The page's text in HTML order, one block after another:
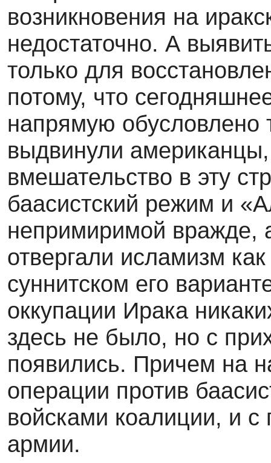
возникновения на
недостаточно. А
только для
потому, что
напрямую обусловлено
выдвинули
вмешательство в эту
баасистский режим и
непримиримой вражде,
отвергали исламизм
суннитском его
оккупации Ирака
здесь не было, но с
появились. Причем на
операции против
войсками коалиции, и с
армии.